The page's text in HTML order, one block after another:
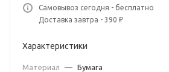
Самовывоз сегодня - бесплатно
Доставка завтра - 390 ₽
Характеристики
Материал — Бумага